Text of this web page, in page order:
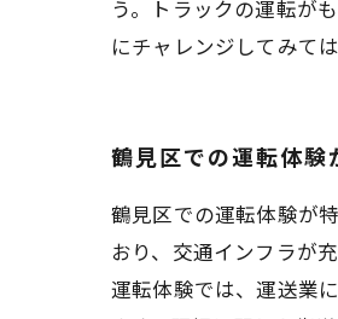
う。トラックの運転が
にチャレンジしてみて
鶴見区での運転体験
鶴見区での運転体験が
おり、交通インフラが
運転体験では、運送業